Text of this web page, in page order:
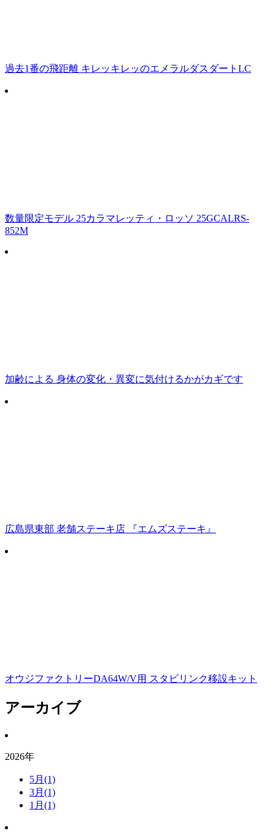
過去1番の飛距離 キレッキレッのエメラルダスダートLC
数量限定モデル 25カラマレッティ・ロッソ 25GCALRS-
852M
加齢による 身体の変化・異変に気付けるかがカギです
広島県東部 老舗ステーキ店 『エムズステーキ』
オウジファクトリーDA64W/V用 スタビリンク移設キット
アーカイブ
2026年
5月(1)
3月(1)
1月(1)